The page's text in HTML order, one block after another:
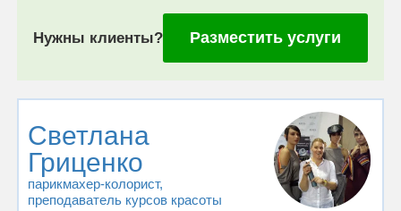
Нужны клиенты? Разместить услуги
Светлана
Гриценко
парикмахер-колорист,
преподаватель курсов красоты